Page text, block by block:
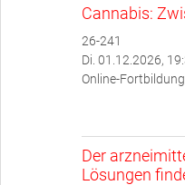
Cannabis:
26-241
Di. 01.12.2026,
Online-Fortbildung
Der
Lösungen